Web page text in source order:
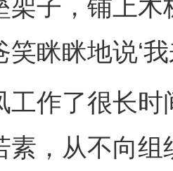
架子，铺上
眯眯地说‘
了很长时
素，从不向组